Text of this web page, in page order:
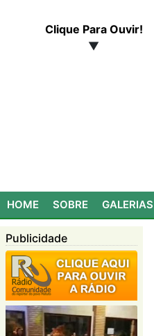
Clique Para Ouvir!
▼
HOME SOBRE GALERIAS
Publicidade